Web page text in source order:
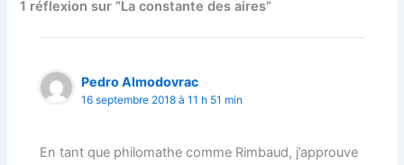
1 réflexion sur “La constante des aires”
Pedro Almodovrac
16 septembre 2018 à 11 h 51 min
En tant que philomathe comme Rimbaud, j’approuve